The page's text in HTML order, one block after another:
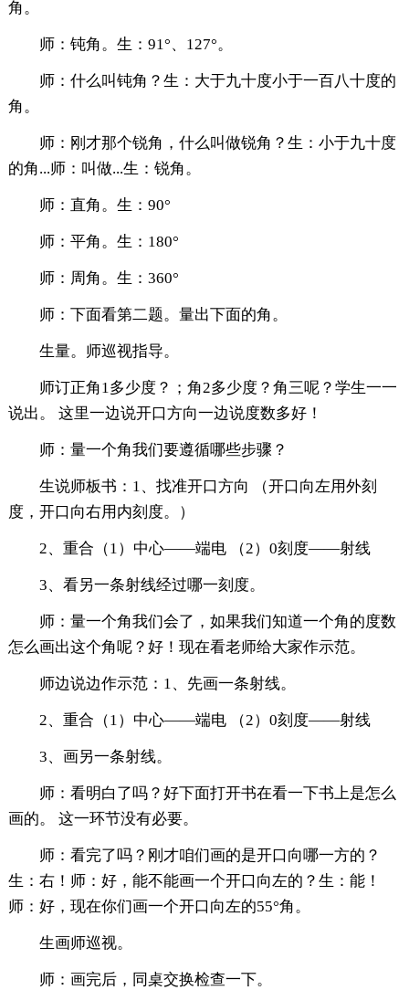
角。
师：钝角。生：91°、127°。
师：什么叫钝角？生：大于九十度小于一百八十度的
角。
师：刚才那个锐角，什么叫做锐角？生：小于九十度
的角...师：叫做...生：锐角。
师：直角。生：90°
师：平角。生：180°
师：周角。生：360°
师：下面看第二题。量出下面的角。
生量。师巡视指导。
师订正角1多少度？；角2多少度？角三呢？学生一一
说出。 这里一边说开口方向一边说度数多好！
师：量一个角我们要遵循哪些步骤？
生说师板书：1、找准开口方向 （开口向左用外刻
度，开口向右用内刻度。）
2、重合（1）中心——端电 （2）0刻度——射线
3、看另一条射线经过哪一刻度。
师：量一个角我们会了，如果我们知道一个角的度数
怎么画出这个角呢？好！现在看老师给大家作示范。
师边说边作示范：1、先画一条射线。
2、重合（1）中心——端电 （2）0刻度——射线
3、画另一条射线。
师：看明白了吗？好下面打开书在看一下书上是怎么
画的。 这一环节没有必要。
师：看完了吗？刚才咱们画的是开口向哪一方的？
生：右！师：好，能不能画一个开口向左的？生：能！
师：好，现在你们画一个开口向左的55°角。
生画师巡视。
师：画完后，同桌交换检查一下。